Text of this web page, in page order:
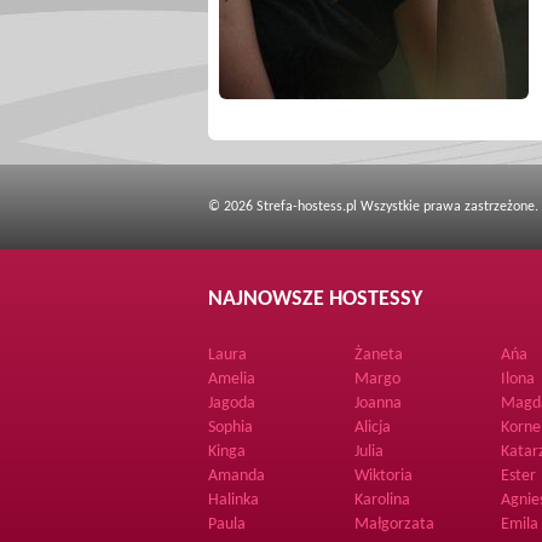
© 2026 Strefa-hostess.pl Wszystkie prawa zastrzeżone.
NAJNOWSZE HOSTESSY
Laura Żaneta Ańa
Amelia
Margo Ilona
Jagoda
Joanna
Sophia
Alicja
Kinga
Julia
Amanda
Wiktoria Ester
Halinka
Karolina
Paula
Małgorzata Emila